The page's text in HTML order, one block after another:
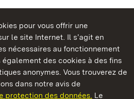
pour vous offrir une
le site Internet. Il s’agit en
nécessaires au fonctionnement
des cookies à des fins
anonymes. Vous trouverez de
dans notre avis de
protection des données. Le
du Bade-Wurtemberg
Baden‑Württemberg